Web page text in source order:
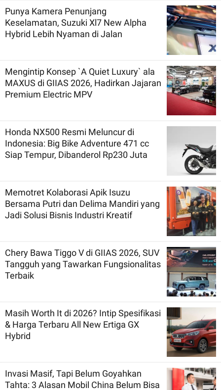
Punya Kamera Penunjang
Keselamatan, Suzuki Xl7 New Alpha
Hybrid Lebih Nyaman di Jalan
Mengintip Konsep `A Quiet Luxury` ala
MAXUS di GIIAS 2026, Hadirkan Jajaran
Premium Electric MPV
Honda NX500 Resmi Meluncur di
Indonesia: Big Bike Adventure 471 cc
Siap Tempur, Dibanderol Rp230 Juta
Memotret Kolaborasi Apik Isuzu
Bersama Putri dan Delima Mandiri yang
Jadi Solusi Bisnis Industri Kreatif
Chery Bawa Tiggo V di GIIAS 2026, SUV
Tangguh yang Tawarkan Fungsionalitas
Terbaik
Masih Worth It di 2026? Intip Spesifikasi
& Harga Terbaru All New Ertiga GX
Hybrid
Invasi Masif, Tapi Belum Goyahkan
Tahta: 3 Alasan Mobil China Belum Bisa